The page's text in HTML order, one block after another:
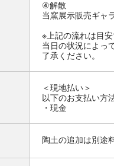
④解散
当窯展示販売ギャ
※上記の流れは目安
当日の状況によっ
了承ください。
＜現地払い＞
以下のお支払い方
・現金
陶土の追加は別途